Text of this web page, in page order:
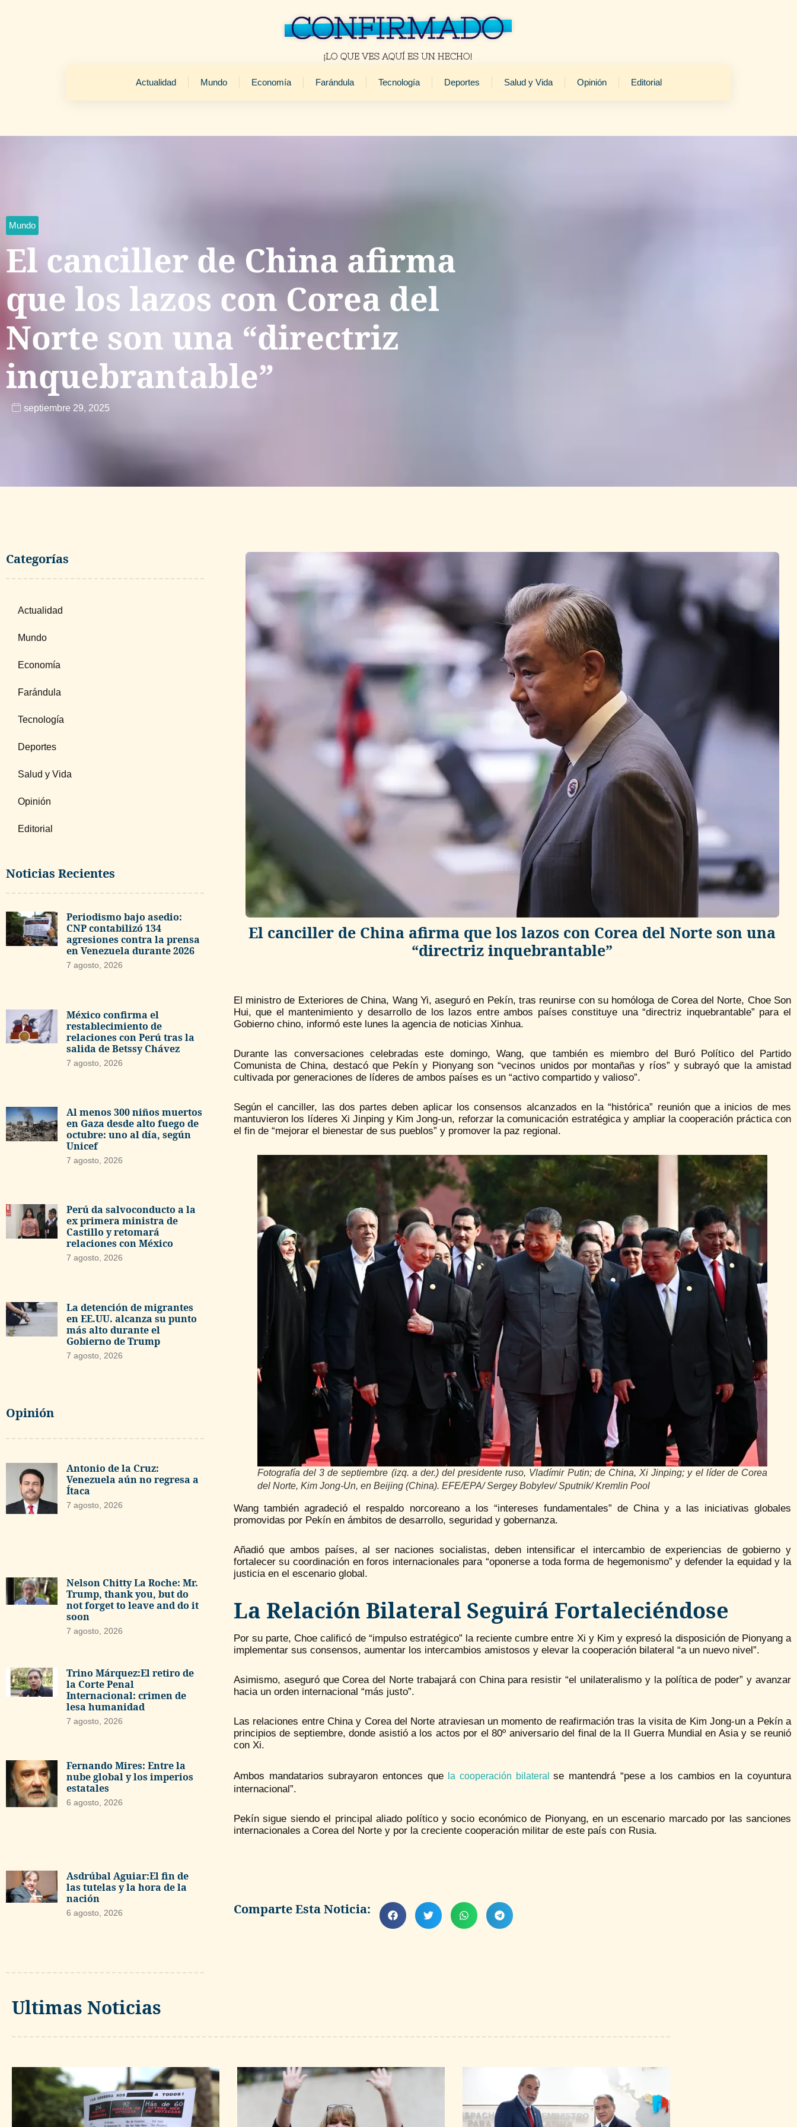
Actualidad Mundo Economía Farándula Tecnología Deportes Salud y Vida Opinión Editorial
Mundo
El canciller de China afirma
que los lazos con Corea del
Norte son una “directriz
inquebrantable”
septiembre 29, 2025
Categorías
Actualidad
Mundo
Economía
Farándula
Tecnología
Deportes
Salud y Vida
Opinión
Editorial
Noticias Recientes
Periodismo bajo asedio:
CNP contabilizó 134
agresiones contra la prensa
en Venezuela durante 2026
7 agosto, 2026
México confirma el
restablecimiento de
relaciones con Perú tras la
salida de Betssy Chávez
7 agosto, 2026
Al menos 300 niños muertos
en Gaza desde alto fuego de
octubre: uno al día, según
Unicef
7 agosto, 2026
Perú da salvoconducto a la
ex primera ministra de
Castillo y retomará
relaciones con México
7 agosto, 2026
La detención de migrantes
en EE.UU. alcanza su punto
más alto durante el
Gobierno de Trump
7 agosto, 2026
Opinión
Antonio de la Cruz:
Venezuela aún no regresa a
Ítaca
7 agosto, 2026
Nelson Chitty La Roche: Mr.
Trump, thank you, but do
not forget to leave and do it
soon
7 agosto, 2026
Trino Márquez:El retiro de
la Corte Penal
Internacional: crimen de
lesa humanidad
7 agosto, 2026
Fernando Mires: Entre la
nube global y los imperios
estatales
6 agosto, 2026
Asdrúbal Aguiar:El fin de
las tutelas y la hora de la
nación
6 agosto, 2026
El canciller de China afirma que los lazos con Corea del Norte son una
“directriz inquebrantable”
El ministro de Exteriores de China, Wang Yi, aseguró en Pekín, tras reunirse con su homóloga de Corea del Norte, Choe Son
Hui, que el mantenimiento y desarrollo de los lazos entre ambos países constituye una “directriz inquebrantable” para el
Gobierno chino, informó este lunes la agencia de noticias Xinhua.
Durante las conversaciones celebradas este domingo, Wang, que también es miembro del Buró Político del Partido
Comunista de China, destacó que Pekín y Pionyang son “vecinos unidos por montañas y ríos” y subrayó que la amistad
cultivada por generaciones de líderes de ambos países es un “activo compartido y valioso”.
Según el canciller, las dos partes deben aplicar los consensos alcanzados en la “histórica” reunión que a inicios de mes
mantuvieron los líderes Xi Jinping y Kim Jong-un, reforzar la comunicación estratégica y ampliar la cooperación práctica con
el fin de “mejorar el bienestar de sus pueblos” y promover la paz regional.
Fotografía del 3 de septiembre (izq. a der.) del presidente ruso, Vladímir Putin; de China, Xi Jinping; y el líder de Corea
del Norte, Kim Jong-Un, en Beijing (China). EFE/EPA/ Sergey Bobylev/ Sputnik/ Kremlin Pool
Wang también agradeció el respaldo norcoreano a los “intereses fundamentales” de China y a las iniciativas globales
promovidas por Pekín en ámbitos de desarrollo, seguridad y gobernanza.
Añadió que ambos países, al ser naciones socialistas, deben intensificar el intercambio de experiencias de gobierno y
fortalecer su coordinación en foros internacionales para “oponerse a toda forma de hegemonismo” y defender la equidad y la
justicia en el escenario global.
La Relación Bilateral Seguirá Fortaleciéndose
Por su parte, Choe calificó de “impulso estratégico” la reciente cumbre entre Xi y Kim y expresó la disposición de Pionyang a
implementar sus consensos, aumentar los intercambios amistosos y elevar la cooperación bilateral “a un nuevo nivel”.
Asimismo, aseguró que Corea del Norte trabajará con China para resistir “el unilateralismo y la política de poder” y avanzar
hacia un orden internacional “más justo”.
Las relaciones entre China y Corea del Norte atraviesan un momento de reafirmación tras la visita de Kim Jong-un a Pekín a
principios de septiembre, donde asistió a los actos por el 80º aniversario del final de la II Guerra Mundial en Asia y se reunió
con Xi.
Ambos mandatarios subrayaron entonces que la cooperación bilateralse mantendrá “pese a los cambios en la coyuntura
internacional”.
Pekín sigue siendo el principal aliado político y socio económico de Pionyang, en un escenario marcado por las sanciones
internacionales a Corea del Norte y por la creciente cooperación militar de este país con Rusia.
Comparte Esta Noticia:
Ultimas Noticias